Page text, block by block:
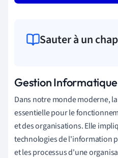
Sauter à un
Gestion
Dans notre monde moderne, la
essentielle pour le
et des organisations. Elle
technologies de l'information
et les processus d'une